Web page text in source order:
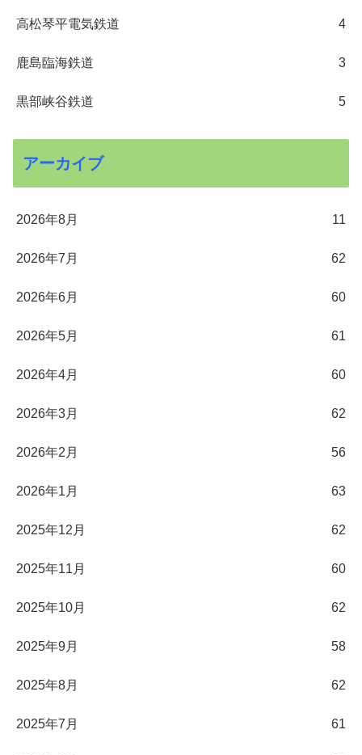
高松琴平電気鉄道 4
鹿島臨海鉄道 3
黒部峡谷鉄道 5
アーカイブ
2026年8月 11
2026年7月 62
2026年6月 60
2026年5月 61
2026年4月 60
2026年3月 62
2026年2月 56
2026年1月 63
2025年12月 62
2025年11月 60
2025年10月 62
2025年9月 58
2025年8月 62
2025年7月 61